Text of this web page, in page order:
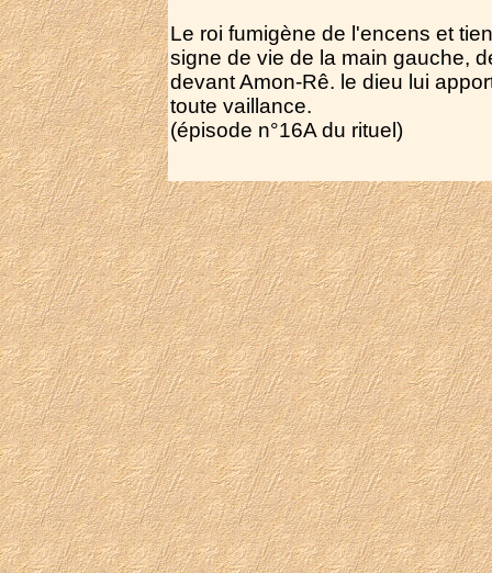
Le roi fumigène de l'encens et
signe de vie de la main gauche,
devant Amon-Rê. le dieu lui
toute vaillance.
(épisode n°16A du rituel)